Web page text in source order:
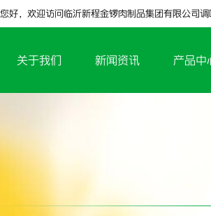
您好，欢迎访问临沂新程金锣肉制品集团有限公司调
关于我们 新闻资讯 产品中